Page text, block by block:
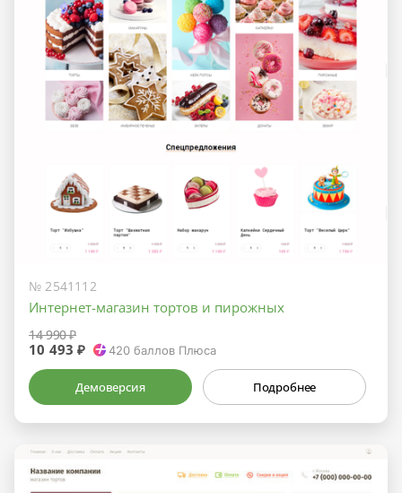
№ 2541112
Интернет-магазин тортов и пирожных
14 990 ₽
10 493 ₽ 420баллов Плюса
Демоверсия Подробнее